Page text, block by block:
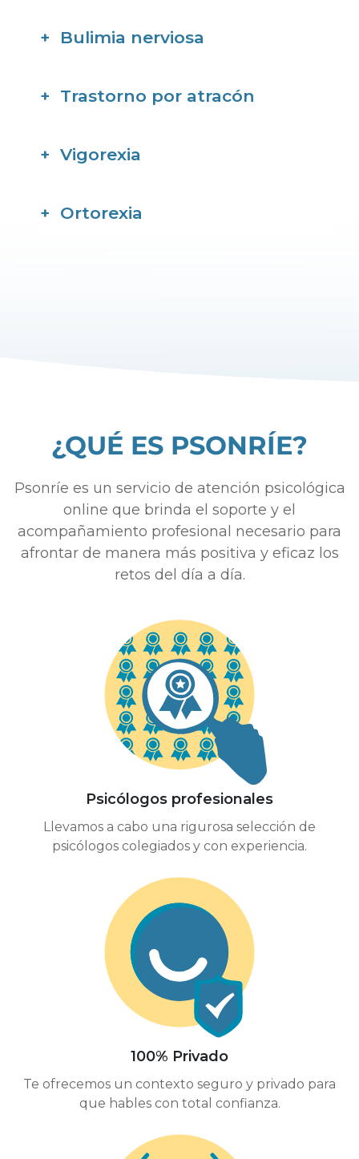
Bulimia nerviosa
Trastorno por atracón
Vigorexia
Ortorexia
¿QUÉ ES PSONRÍE?
Psonríe es un servicio de atención psicológica
online que brinda el soporte y el
acompañamiento profesional necesario para
afrontar de manera más positiva y eficaz los
retos del día a día.
Psicólogos profesionales
Llevamos a cabo una rigurosa selección de
psicólogos colegiados y con experiencia.
100% Privado
Te ofrecemos un contexto seguro y privado para
que hables con total confianza.